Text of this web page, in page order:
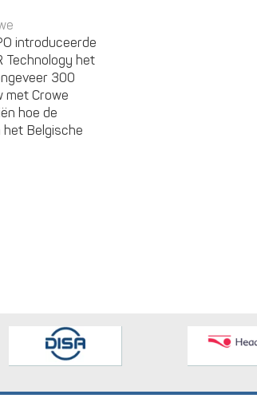
introduceerde
Technology het
300
met Crowe
hoe de
het Belgische